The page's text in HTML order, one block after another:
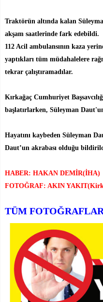
Traktörün altında kalan
akşam saatlerinde fark edebildi.
112 Acil ambulansının kaza
yaptıkları tüm müdahalelere
tekrar çalıştıramadılar.
Kırkağaç Cumhuriyet
başlatırlarken, Süleyman
Hayatını kaybeden Süleyman
Daut’un akrabası olduğu
HABER: HAKAN DEMİR(İHA)
FOTOĞRAF: AKIN
TÜM